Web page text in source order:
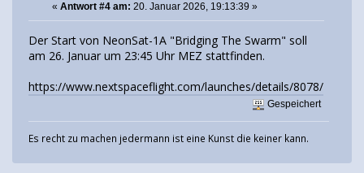
« Antwort #4 am: 20. Januar 2026, 19:13:39 »
Der Start von NeonSat-1A "Bridging The Swarm" soll
am 26. Januar um 23:45 Uhr MEZ stattfinden.
https://www.nextspaceflight.com/launches/details/8078/
Gespeichert
Es recht zu machen jedermann ist eine Kunst die keiner kann.